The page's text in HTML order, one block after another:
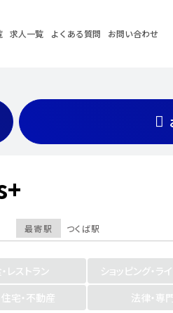
求人一覧 よくある質問 お問い合わせ
最寄駅 つくば駅
レストラン
ショッピング・ラ
住宅・不動産 法律・専